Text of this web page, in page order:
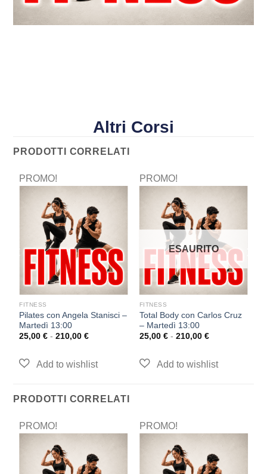
Altri Corsi
PRODOTTI CORRELATI
PROMO!
FITNESS
Pilates con Angela Stanisci –
Martedì 13:00
25,00€ - 210,00€
PROMO!
ESAURITO
FITNESS
Total Body con Carlos Cruz
– Martedì 13:00
25,00 € - 210,00 €
PRODOTTI CORRELATI
PROMO! PROMO!